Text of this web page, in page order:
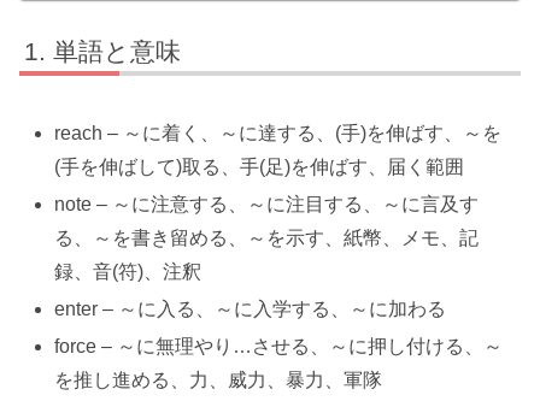
単語と意味
reach – ～に着く、～に達する、(手)を伸ばす、～を
(手を伸ばして)取る、手(足)を伸ばす、届く範囲
note – ～に注意する、～に注目する、～に言及す
る、～を書き留める、～を示す、紙幣、メモ、記
録、音(符)、注釈
enter – ～に入る、～に入学する、～に加わる
force – ～に無理やり…させる、～に押し付ける、～
を推し進める、力、威力、暴力、軍隊